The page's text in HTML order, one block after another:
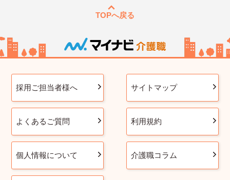
TOPへ戻る
採用ご担当者様へ サイトマップ
よくあるご質問 利用規約
個人情報について 介護職コラム